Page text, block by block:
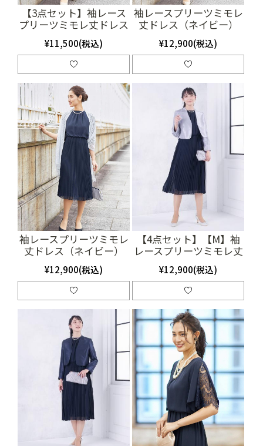
【3点セット】袖レース
プリーツミモレ丈ドレス
（ネイビー）
（SET2024）
¥11,500(税込)
袖レースプリーツミモレ
丈ドレス（ネイビー）
（SET2006）
¥12,900(税込)
袖レースプリーツミモレ
丈ドレス（ネイビー）
（SET2007）
¥12,900(税込)
【4点セット】【M】袖
レースプリーツミモレ丈
ドレス（ネイビー）
SET3363
¥12,900(税込)